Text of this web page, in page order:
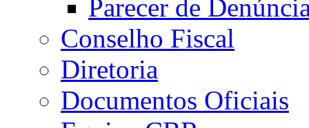
Parecer de
Conselho Fiscal
Diretoria
Documentos Oficiais